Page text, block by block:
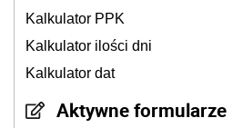
Kalkulator PPK
Kalkulator ilości dni
Kalkulator dat
Aktywne formularze